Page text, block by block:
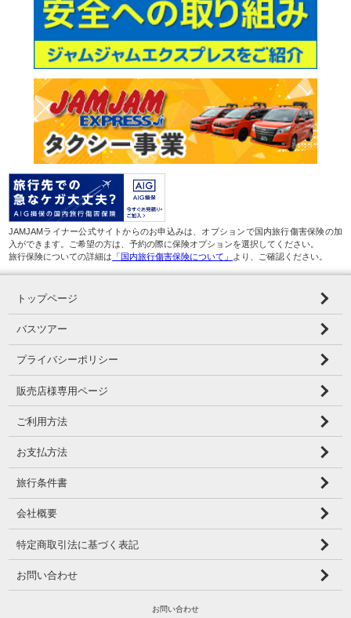
JAMJAMライナー公式サイトからのお申込みは、オプションで国内旅行傷害保険の加
入ができます。ご希望の方は、予約の際に保険オプションを選択してください。
旅行保険についての詳細は 「国内旅行傷害保険について」 より、ご確認ください。
トップページ
バスツアー
プライバシーポリシー
販売店様専用ページ
ご利用方法
お支払方法
旅行条件書
会社概要
特定商取引法に基づく表記
お問い合わせ
お問い合わせ